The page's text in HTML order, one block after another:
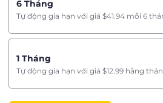
6 Tháng
Tự động gia hạn với giá $41.94 mỗi 6
1 Tháng
Tự động gia hạn với giá $12.99 hằng